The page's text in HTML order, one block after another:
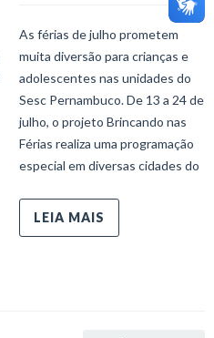
As férias de julho prometem
muita diversão para crianças e
adolescentes nas unidades do
Sesc Pernambuco. De 13 a 24 de
julho, o projeto Brincando nas
Férias realiza uma programação
especial em diversas cidades do
LEIA MAIS